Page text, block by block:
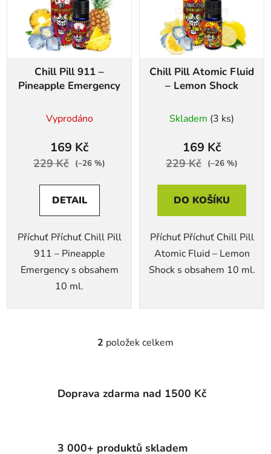
Chill Pill 911 –
Pineapple Emergency
Vyprodáno
169 Kč
229 Kč (–26 %)
DETAIL
Příchuť Příchuť Chill Pill
911 – Pineapple
Emergency s obsahem
10 ml.
Chill Pill Atomic Fluid
– Lemon Shock
Skladem (3 ks)
169 Kč
229 Kč (–26 %)
DO KOŠÍKU
Příchuť Příchuť Chill Pill
Atomic Fluid – Lemon
Shock s obsahem 10 ml.
O
á
d
2 položek celkem
Doprava zdarma nad 1500 Kč
3 000+ produktů skladem